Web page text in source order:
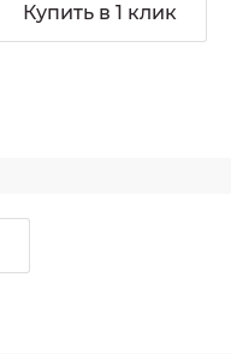
Купить в 1 клик